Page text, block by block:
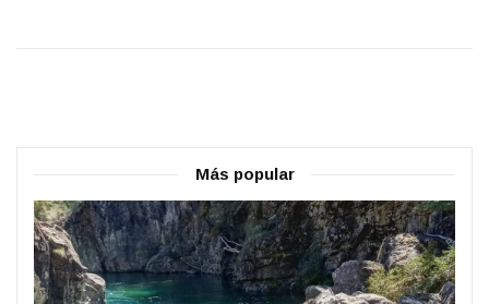
Más popular